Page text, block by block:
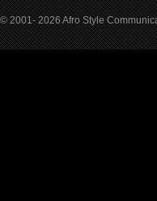
© 2001- 2026 Afro Style